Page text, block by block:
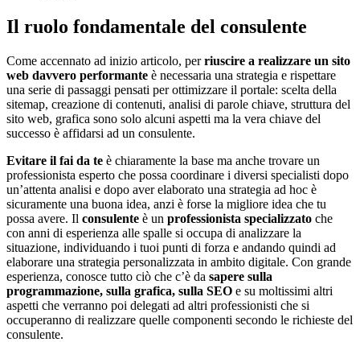
Il ruolo fondamentale del consulente
Come accennato ad inizio articolo, perriuscire a realizzare un sito
web davvero performante è necessaria una strategia e rispettare
una serie di passaggi pensati per ottimizzare il portale: scelta della
sitemap, creazione di contenuti, analisi di parole chiave, struttura del
sito web, grafica sono solo alcuni aspetti ma la vera chiave del
successo è affidarsi ad un consulente.
Evitare il fai da te è chiaramente la base ma anche trovare un
professionista esperto che possa coordinare i diversi specialisti dopo
un’attenta analisi e dopo aver elaborato una strategia ad hoc è
sicuramente una buona idea, anzi è forse la migliore idea che tu
possa avere. Il consulente è un professionista specializzato che
con anni di esperienza alle spalle si occupa di analizzare la
situazione, individuando i tuoi punti di forza e andando quindi ad
elaborare una strategia personalizzata in ambito digitale. Con grande
esperienza, conosce tutto ciò che c’è da sapere sulla
programmazione, sulla grafica, sulla SEO e su moltissimi altri
aspetti che verranno poi delegati ad altri professionisti che si
occuperanno di realizzare quelle componenti secondo le richieste del
consulente.